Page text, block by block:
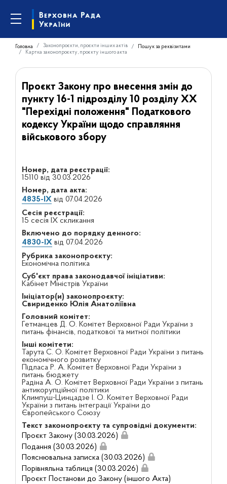
Головна Законопроєкти, проєкти інших актів
Пошук за реквізитами
Картка законопроєкту, проєкту іншого акта
Проєкт Закону про внесення змін до
пункту 16-1 підрозділу 10 розділу XX
"Перехідні положення" Податкового
кодексу України щодо справляння
військового збору
Номер, дата реєстрації:
15110 від 30.03.2026
Номер, дата акта:
4835-IXвід 07.04.2026
Сесія реєстрації:
15 сесія IX скликання
Включено до порядку денного:
4830-IXвід 07.04.2026
Рубрика законопроєкту:
Економічна політика
Суб'єкт права законодавчої ініціативи:
Кабінет Міністрів України
Ініціатор(и) законопроєкту:
Свириденко Юлія Анатоліївна
Головний комітет:
Гетманцев Д. О. Комітет Верховної Ради України з
питань фінансів, податкової та митної політики
Інші комітети:
Тарута С. О. Комітет Верховної Ради України з питань
економічного розвитку
Підласа Р. А. Комітет Верховної Ради України з
питань бюджету
Радіна А. О. Комітет Верховної Ради України з питань
антикорупційної політики
Климпуш-Цинцадзе І. О. Комітет Верховної Ради
України з питань інтеграції України до
Європейського Союзу
Текст законопроєкту та супровідні документи:
Проєкт Закону (30.03.2026)
Подання (30.03.2026)
Пояснювальна записка (30.03.2026)
Порівняльна таблиця (30.03.2026)
Проєкт Постанови до Закону (іншого Акта)